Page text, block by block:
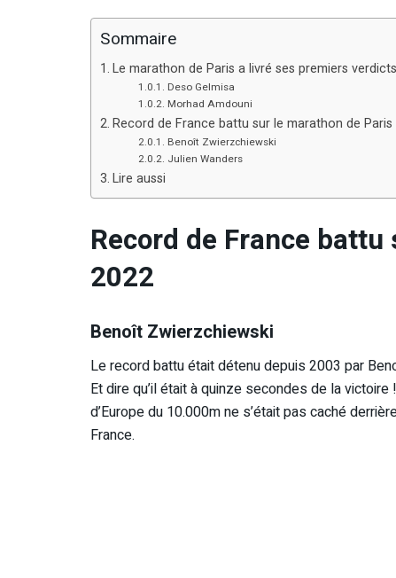
Sommaire
Le marathon de Paris a livré ses premiers
Deso Gelmisa
Morhad Amdouni
Record de France battu sur le marathon de Paris
Benoît Zwierzchiewski
Julien Wanders
Lire aussi
Record de France
2022
Benoît Zwierzchiewski
Le record battu était détenu depuis 2003 par
Et dire qu’il était à quinze secondes de la
d’Europe du 10.000m ne s’était pas caché
France.